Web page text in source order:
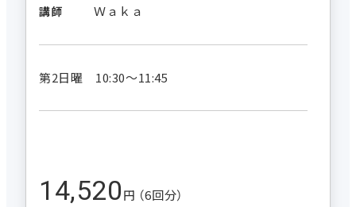
講師 Ｗａｋａ
第2日曜 10:30～11:45
14,520円 （6回分）